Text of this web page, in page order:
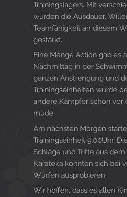
Trainingslagers. Mit
wurden die Ausdauer,
Teamfähigkeit an diesem
gestärkt.
Eine Menge Action gab es
Nachmittag in der
ganzen Anstrengung und
Trainingseinheiten wurde
andere Kämpfer schon vor
müde.
Am nächsten Morgen
Trainingseinheit 9.00Uhr.
Schläge und Tritte aus
Karateka konnten sich bei
Würfen ausprobieren.
Wir hoffen, dass es allen